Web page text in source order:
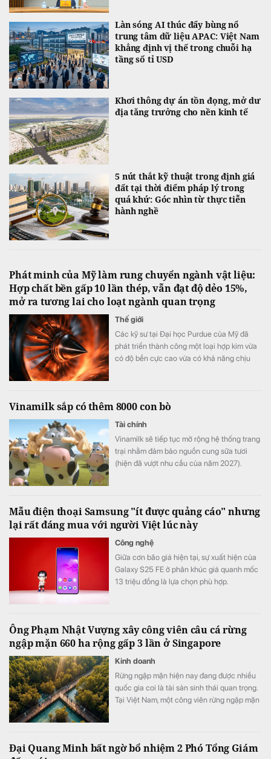
Làn sóng AI thúc đẩy bùng nổ
trung tâm dữ liệu APAC: Việt Nam
khẳng định vị thế trong chuỗi hạ
tầng số tỉ USD
Khơi thông dự án tồn đọng, mở dư
địa tăng trưởng cho nền kinh tế
5 nút thắt kỹ thuật trong định giá
đất tại thời điểm pháp lý trong
quá khứ: Góc nhìn từ thực tiễn
hành nghề
Phát minh của Mỹ làm rung chuyển ngành vật liệu:
Hợp chất bền gấp 10 lần thép, vẫn đạt độ dẻo 15%,
mở ra tương lai cho loạt ngành quan trọng
Thế giới
Các kỹ sư tại Đại học Purdue của Mỹ đã
phát triển thành công một loại hợp kim vừa
có độ bền cực cao vừa có khả năng chịu
Vinamilk sắp có thêm 8000 con bò
Tài chính
Vinamilk sẽ tiếp tục mở rộng hệ thống trang
trại nhằm đảm bảo nguồn cung sữa tươi
(hiện đã vượt nhu cầu của năm 2027).
Mẫu điện thoại Samsung "ít được quảng cáo" nhưng
lại rất đáng mua với người Việt lúc này
Công nghệ
Giữa cơn bão giá hiện tại, sự xuất hiện của
Galaxy S25 FE ở phân khúc giá quanh mốc
13 triệu đồng là lựa chọn phù hợp.
Ông Phạm Nhật Vượng xây công viên câu cá rừng
ngập mặn 660 ha rộng gấp 3 lần ở Singapore
Kinh doanh
Rừng ngập mặn hiện nay đang được nhiều
quốc gia coi là tài sản sinh thái quan trọng.
Tại Việt Nam, một công viên rừng ngập mặn
Đại Quang Minh bất ngờ bổ nhiệm 2 Phó Tổng Giám